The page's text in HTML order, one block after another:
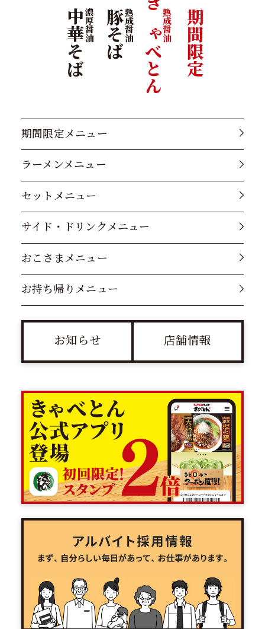
期間限定
熟成醤油
きゃべとん
熟成醤油
豚そば
濃厚醤油
中華そば
期間限定メニュー
ラーメンメニュー
セットメニュー
サイド・ドリンクメニュー
おこさまメニュー
お持ち帰りメニュー
お知らせ 店舗情報